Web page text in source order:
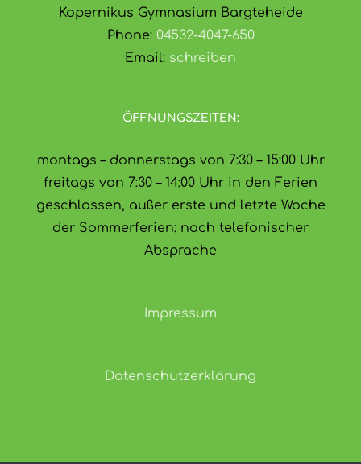
Kopernikus Gymnasium Bargteheide
Phone: 04532-4047-650
Email: schreiben
ÖFFNUNGSZEITEN:
montags – donnerstags von 7:30 – 15:00 Uhr
freitags von 7:30 – 14:00 Uhr in den Ferien
geschlossen, außer erste und letzte Woche
der Sommerferien: nach telefonischer
Absprache
Impressum
Datenschutzerklärung